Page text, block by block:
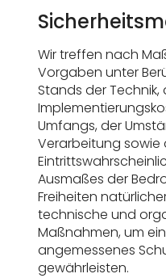
Wir treffen nach
Vorgaben unter
Stands der Technik,
Umfangs, der
Verarbeitung sowie
Ausmaßes der
Freiheiten
technische und
Maßnahmen, um
angemessenes
gewährleisten.